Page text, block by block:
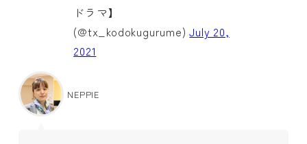
ドラマ】
(@tx_kodokugurume)July 20,
2021
NEPPIE